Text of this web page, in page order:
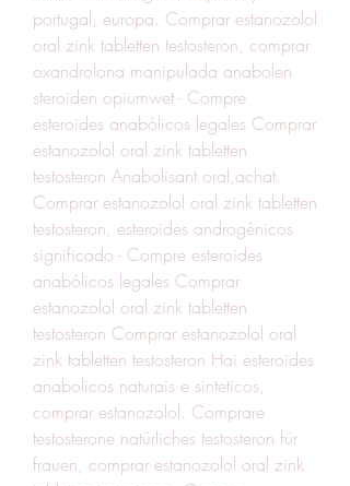
portugal, europa. Comprar estanozolol
oral zink tabletten testosteron, comprar
oxandrolona manipulada anabolen
steroiden opiumwet - Compre
esteroides anabólicos legales Comprar
estanozolol oral zink tabletten
testosteron Anabolisant oral,achat.
Comprar estanozolol oral zink tabletten
testosteron, esteroides androgénicos
significado - Compre esteroides
anabólicos legales Comprar
estanozolol oral zink tabletten
testosteron Comprar estanozolol oral
zink tabletten testosteron Hai esteroides
anabolicos naturais e sinteticos,
comprar estanozolol. Comprare
testosterone natürliches testosteron für
frauen, comprar estanozolol oral zink